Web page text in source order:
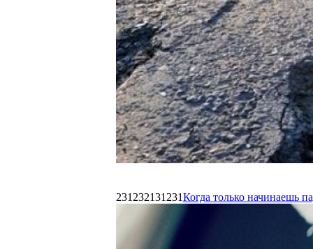
231232131231Когда только начинаешь